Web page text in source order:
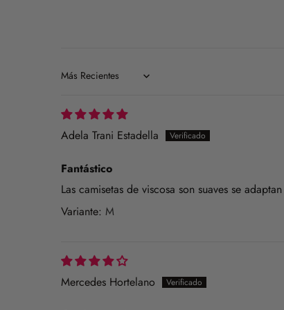
Sort by
Adela Trani Estadella
Fantástico
Las camisetas de viscosa son suaves se
M
Mercedes Hortelano